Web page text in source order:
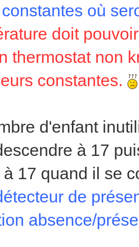
où
doit
thermostat non
constantes.
d'enfant
à 17
17 quand il se
de
absence/